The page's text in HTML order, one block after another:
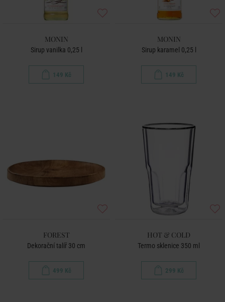
MONIN
Sirup vanilka 0,25 l
149 Kč
MONIN
Sirup karamel 0,25 l
149 Kč
FOREST
Dekorační talíř 30 cm
499 Kč
HOT & COLD
Termo sklenice 350 ml
299 Kč